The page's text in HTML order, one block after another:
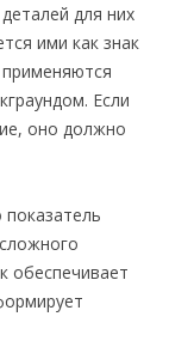
для них
ими как знак
Если
оно должно
обеспечивает